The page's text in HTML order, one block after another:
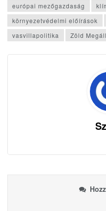
európai mezőgazdaság
környezetvédelmi előírások
vasvillapolitika
Zöld